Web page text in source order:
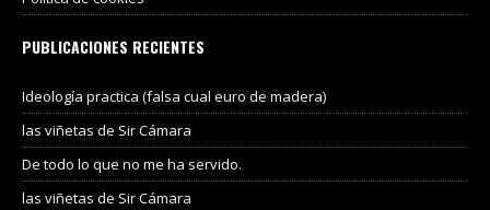
PUBLICACIONES RECIENTES
Ideología practica (falsa cual euro de madera)
las viñetas de Sir Cámara
De todo lo que no me ha servido.
las viñetas de Sir Cámara